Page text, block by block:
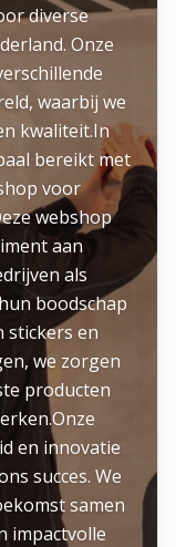
diverse
Onze
waarbij we
kwaliteit.In
bereikt met
voor
webshop
aan
als
boodschap
stickers en
we zorgen
producten
en innovatie
succes. We
samen
impactvolle